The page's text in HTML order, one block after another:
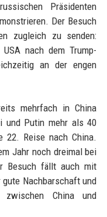
Präsidenten
Der Besuch
zugleich zu senden:
nach dem Trump-
an der engen
mehrfach in China
und Putin mehr als 40
Reise nach China.
Jahr noch dreimal bei
Besuch fällt auch mit
Nachbarschaft und
zwischen China und